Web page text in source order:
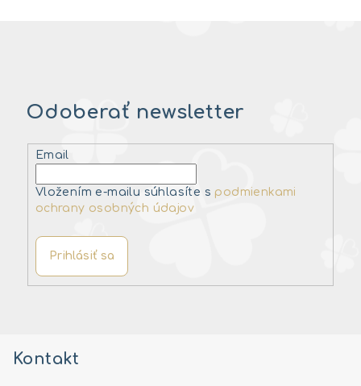
Odoberať newsletter
Email
Vložením e-mailu súhlasíte s podmienkami
ochrany osobných údajov
Prihlásiť sa
Kontakt